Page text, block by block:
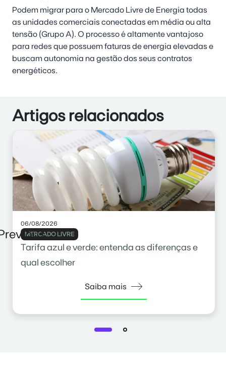
Podem migrar para o Mercado Livre de Energia todas
as unidades comerciais conectadas em média ou alta
tensão (Grupo A). O processo é altamente vantajoso
para redes que possuem faturas de energia elevadas e
buscam autonomia na gestão dos seus contratos
energéticos.
Artigos relacionados
06/08/2026
MERCADO LIVRE
Tarifa azul e verde: entenda as diferenças e
qual escolher
Saiba mais